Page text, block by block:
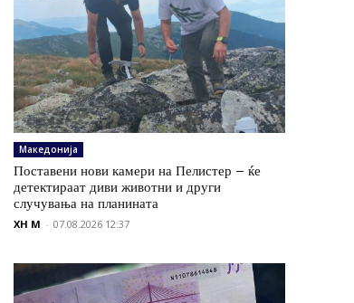
Македонија
Поставени нови камери на Пелистер – ќе
детектираат диви животни и други
случувања на планината
XH M - 07.08.2026 12:37